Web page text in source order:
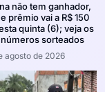
não tem ganhador,
prêmio vai a R$ 150
quinta (6); veja os
sorteados
agosto de 2026